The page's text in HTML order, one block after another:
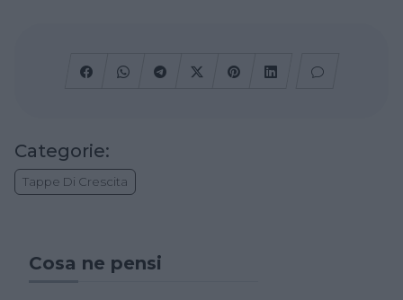
Categorie:
Tappe Di Crescita
Cosa ne pensi